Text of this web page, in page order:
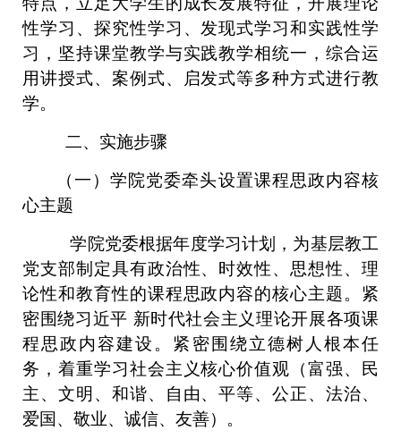
性学习、探究性学习、发现式学习和实践性学
习，坚持课堂教学与实践教学相统一，综合运
用讲授式、案例式、启发式等多种方式进行教
学。
二、实施步骤
（一）学院党委牵头设置课程思政内容核
心主题
学院党委根据年度学习计划，为基层教工
党支部制定具有政治性、时效性、思想性、理
论性和教育性的课程思政内容的核心主题。紧
密围绕习近平 新时代社会主义理论开展各项课
程思政内容建设。紧密围绕立德树人根本任
务，着重学习社会主义核心价值观（富强、民
主、文明、和谐、自由、平等、公正、法治、
爱国、敬业、诚信、友善）。